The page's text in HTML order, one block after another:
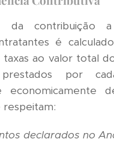
da contribuição
é
taxas ao valor total
por
economicamente
respeitam:
declarados no